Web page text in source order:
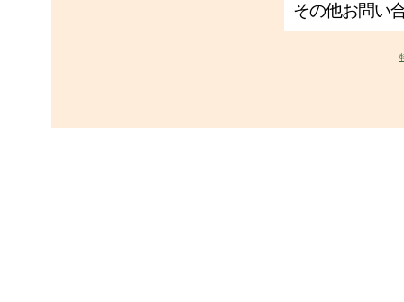
その他お問い